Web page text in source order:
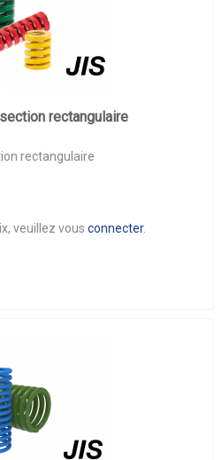
rectangulaire
rectangulaire
veuillez vousconnecter.